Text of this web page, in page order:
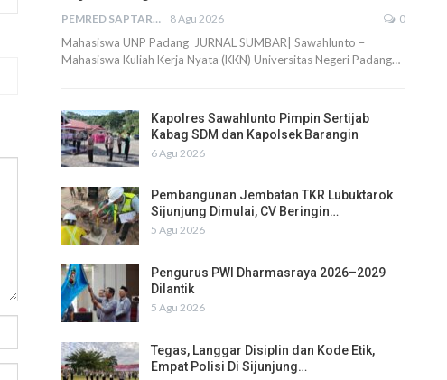
PEMRED SAPTARIUS 8 Agu 2026 0
Mahasiswa UNP Padang JURNAL SUMBAR| Sawahlunto –
Mahasiswa Kuliah Kerja Nyata (KKN) Universitas Negeri Padang…
Kapolres Sawahlunto Pimpin Sertijab
Kabag SDM dan Kapolsek Barangin
6 Agu 2026
Pembangunan Jembatan TKR Lubuktarok
Sijunjung Dimulai, CV Beringin…
5 Agu 2026
Pengurus PWI Dharmasraya 2026–2029
Dilantik
5 Agu 2026
Tegas, Langgar Disiplin dan Kode Etik,
Empat Polisi Di Sijunjung…